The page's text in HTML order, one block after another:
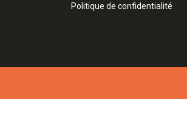
Politique de confidentialité